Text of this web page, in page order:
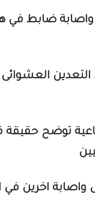
ضابط في
توضح حقيقة